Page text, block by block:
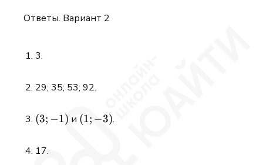
Ответы. Вариант 2
3.
29; 35; 53; 92.
(3;
(3; −1) и (1;
(1; −3).
17.